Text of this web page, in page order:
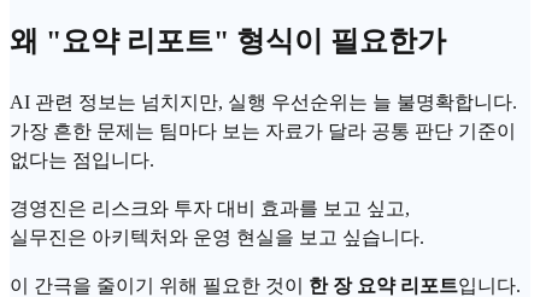
왜 "요약 리포트" 형식이 필요한가
AI 관련 정보는 넘치지만, 실행 우선순위는 늘 불명확합니다.
가장 흔한 문제는 팀마다 보는 자료가 달라 공통 판단 기준이
없다는 점입니다.
경영진은 리스크와 투자 대비 효과를 보고 싶고,
실무진은 아키텍처와 운영 현실을 보고 싶습니다.
이 간극을 줄이기 위해 필요한 것이 한 장 요약 리포트입니다.